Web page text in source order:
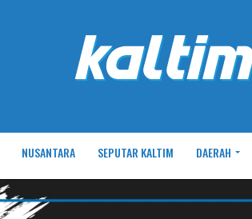
NUSANTARA SEPUTAR KALTIM DAERAH